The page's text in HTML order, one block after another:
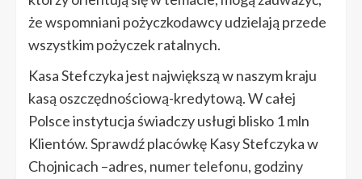
że wspomniani pożyczkodawcy udzielają przede
wszystkim pożyczek ratalnych.
Kasa Stefczyka jest największą w naszym kraju
kasą oszczędnościową-kredytową. W całej
Polsce instytucja świadczy usługi blisko 1 mln
Klientów. Sprawdź placówkę Kasy Stefczyka w
Chojnicach –adres, numer telefonu, godziny